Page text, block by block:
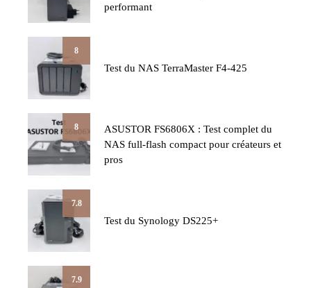
performant
8
Test du NAS TerraMaster F4-425
8
ASUSTOR FS6806X : Test complet du
NAS full-flash compact pour créateurs et
pros
7.8
Test du Synology DS225+
7.9